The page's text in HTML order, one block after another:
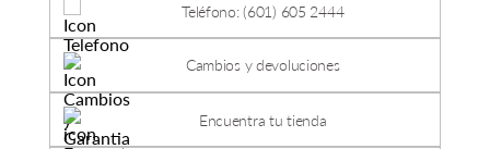
Teléfono: (601) 605 2444
Cambios y devoluciones
Encuentra tu tienda